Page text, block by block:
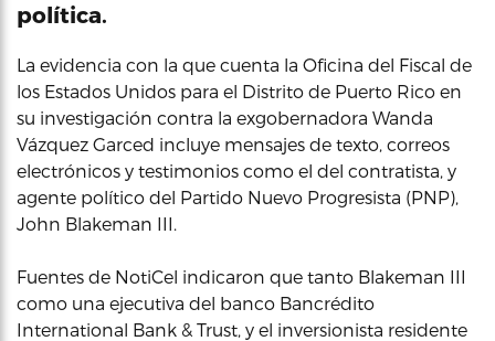
política.
La evidencia con la que cuenta la Oficina del Fiscal de
los Estados Unidos para el Distrito de Puerto Rico en
su investigación contra la exgobernadora Wanda
Vázquez Garced incluye mensajes de texto, correos
electrónicos y testimonios como el del contratista, y
agente político del Partido Nuevo Progresista (PNP),
John Blakeman III.
Fuentes de NotiCel indicaron que tanto Blakeman III
como una ejecutiva del banco Bancrédito
International Bank & Trust, y el inversionista residente